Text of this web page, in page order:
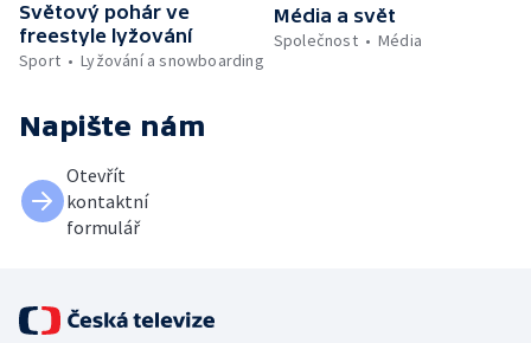
Světový pohár ve
freestyle lyžování
Sport
Lyžování a snowboarding
Média a svět
Společnost
Média
Napište nám
Otevřít
kontaktní
formulář